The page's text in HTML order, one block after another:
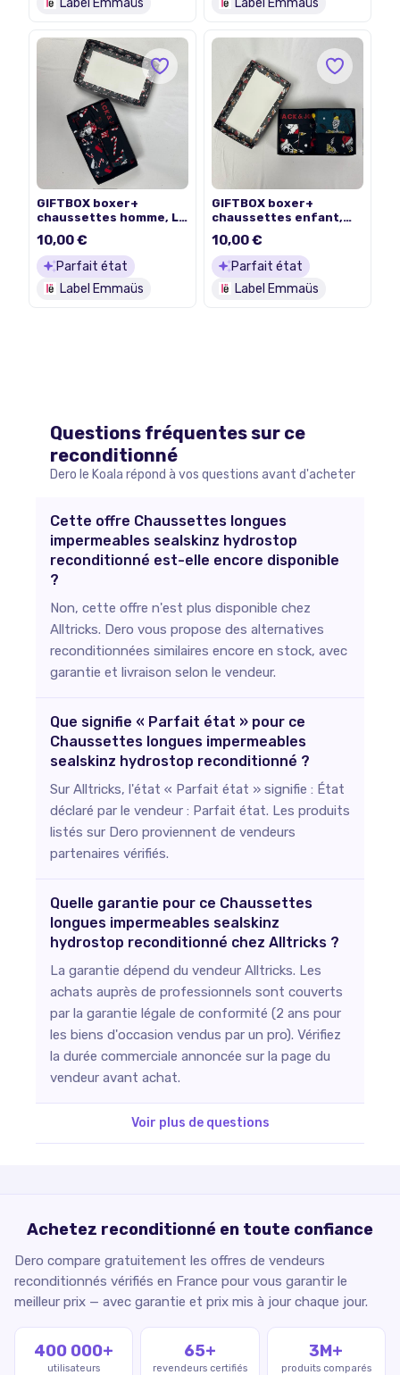
GIFTBOX boxer+
chaussettes homme, L,
10,00 €
Parfait état
Label Emmaüs
GIFTBOX boxer+
chaussettes enfant,
10,00 €
Parfait état
Label Emmaüs
Questions fréquentes sur ce
reconditionné
Dero le Koala répond à vos questions avant d'acheter
Cette offre Chaussettes longues
impermeables sealskinz hydrostop
reconditionné est-elle encore disponible
?
Non, cette offre n'est plus disponible chez
Alltricks. Dero vous propose des alternatives
reconditionnées similaires encore en stock, avec
garantie et livraison selon le vendeur.
Que signifie « Parfait état » pour ce
Chaussettes longues impermeables
sealskinz hydrostop reconditionné ?
Sur Alltricks, l'état « Parfait état » signifie : État
déclaré par le vendeur : Parfait état. Les produits
listés sur Dero proviennent de vendeurs
partenaires vérifiés.
Quelle garantie pour ce Chaussettes
longues impermeables sealskinz
hydrostop reconditionné chez Alltricks ?
La garantie dépend du vendeur Alltricks. Les
achats auprès de professionnels sont couverts
par la garantie légale de conformité (2 ans pour
les biens d'occasion vendus par un pro). Vérifiez
la durée commerciale annoncée sur la page du
vendeur avant achat.
Voir plus de questions
Achetez reconditionné en toute confiance
Dero compare gratuitement les offres de vendeurs
reconditionnés vérifiés en France pour vous garantir le
meilleur prix — avec garantie et prix mis à jour chaque jour.
400 000+
utilisateurs
65+
revendeurs certifiés
3M+
produits comparés